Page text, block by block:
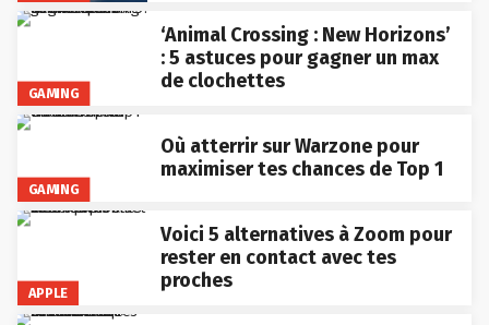
GAMING
‘Animal Crossing : New Horizons’
: 5 astuces pour gagner un max
de clochettes
GAMING
Où atterrir sur Warzone pour
maximiser tes chances de Top 1
APPLE
Voici 5 alternatives à Zoom pour
rester en contact avec tes
proches